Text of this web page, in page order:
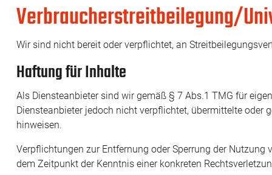
Verbraucher­streit­beilegung/
Wir sind nicht bereit oder verpflichtet, an
Haftung für Inhalte
Als Diensteanbieter sind wir gemäß § 7 Abs.1 TMG für
Diensteanbieter jedoch nicht verpflichtet, übermittelte oder
hinweisen.
Verpflichtungen zur Entfernung oder Sperrung der
dem Zeitpunkt der Kenntnis einer konkreten